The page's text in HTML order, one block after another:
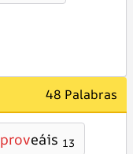
48 Palabras
proveáis 13